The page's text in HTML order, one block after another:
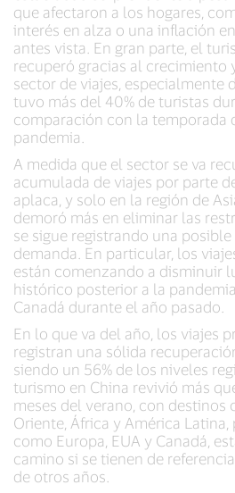
que afectaron a los hogares,
interés en alza o una inflación
antes vista. En gran parte, el
recuperó gracias al crecimiento
sector de viajes, especialmente
tuvo más del 40% de turistas
comparación con la temporada
pandemia.
A medida que el sector se va
acumulada de viajes por parte
aplaca, y solo en la región de
demoró más en eliminar las
se sigue registrando una
demanda. En particular, los
están comenzando a disminuir
histórico posterior a la
Canadá durante el año pasado.
En lo que va del año, los viajes
registran una sólida
siendo un 56% de los niveles
turismo en China revivió más
meses del verano, con destinos
Oriente, África y América Latina,
como Europa, EUA y Canadá,
camino si se tienen de
de otros años.